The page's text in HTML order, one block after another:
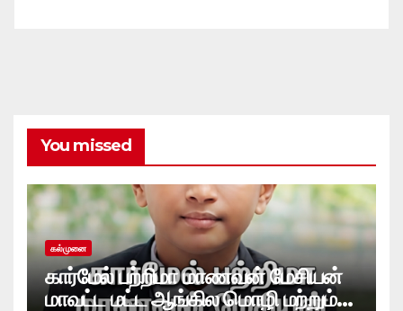
You missed
கல்முனை
கார்மேல் பற்றிமா மாணவன் மேசியன்
மாவட்ட மட்ட ஆங்கில மொழி மற்றும்